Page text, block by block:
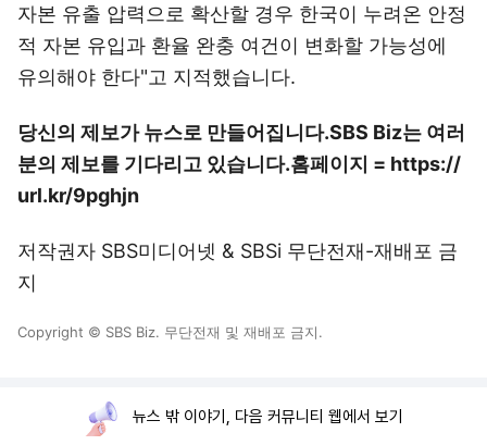
자본 유출 압력으로 확산할 경우 한국이 누려온 안정
적 자본 유입과 환율 완충 여건이 변화할 가능성에
유의해야 한다"고 지적했습니다.
당신의 제보가 뉴스로 만들어집니다.SBS Biz는 여러
분의 제보를 기다리고 있습니다.홈페이지 = https://
url.kr/9pghjn
저작권자 SBS미디어넷 & SBSi 무단전재-재배포 금
지
Copyright © SBS Biz. 무단전재 및 재배포 금지.
뉴스 밖 이야기, 다음 커뮤니티 웹에서 보기